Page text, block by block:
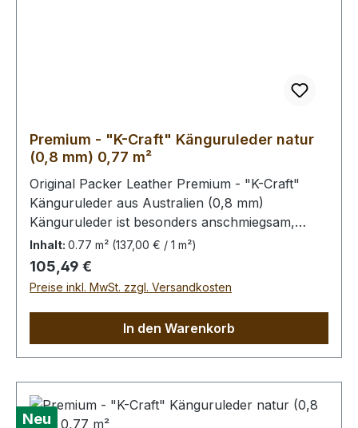
Premium - "K-Craft" Känguruleder natur
(0,8 mm) 0,77 m²
Original Packer Leather Premium - "K-Craft"
Känguruleder aus Australien (0,8 mm)
Känguruleder ist besonders anschmiegsam,
dennoch äußerst zug.- und reißfest. Rein
pflanzliche Gerbung ohne
Oberflächenbehandlung. Die Kängurus leben im
Freiland, kleinere Narben von Dornstichen u.ä.
wenig prägnant.Bei Bestellung von diesem Stück
erhalten Sie ein 0,77 m² großes Leder. Das
Inhalt: 0.77 m² (137,00 € / 1 m²)
Regulärer Preis:
105,49 €
Preise inkl. MwSt. zzgl. Versandkosten
In den Warenkorb
Neu